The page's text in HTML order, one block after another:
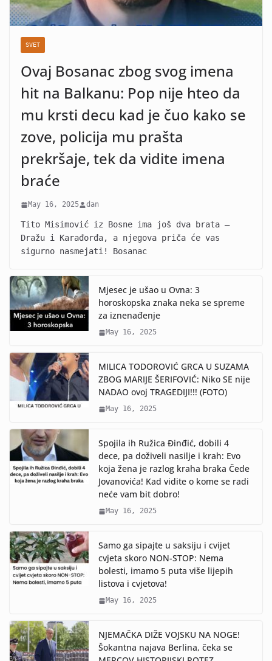
SVET
Ovaj Bosanac zbog svog imena
hit na Balkanu: Pop nije hteo da
mu krsti decu kad je čuo kako se
zove, policija mu prašta
prekršaje, tek da vidite imena
braće
May 16, 2025 dan
Tito Misimović iz Bosne ima još dva brata –
Dražu i Karađorđa, a njegova priča će vas
sigurno nasmejati! Bosanac
Mjesec je ušao u Ovna: 3
horoskopska znaka neka se spreme
za iznenađenje
May 16, 2025
MILICA TODOROVIĆ GRCA U SUZAMA
ZBOG MARIJE ŠERIFOVIĆ: Niko SE nije
NADAO ovoj TRAGEDIJI!!! (FOTO)
May 16, 2025
Spojila ih Ružica Đinđić, dobili 4
dece, pa doživeli nasilje i krah: Evo
koja žena je razlog kraha braka Čede
Jovanovića! Kad vidite o kome se radi
neće vam bit dobro!
May 16, 2025
Samo ga sipajte u saksiju i cvijet
cvjeta skoro NON-STOP: Nema
bolesti, imamo 5 puta više lijepih
listova i cvjetova!
May 16, 2025
NJEMAČKA DIŽE VOJSKU NA NOGE!
Šokantna najava Berlina, čeka se